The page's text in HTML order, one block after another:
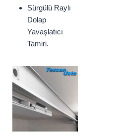
Sürgülü Raylı
Dolap
Yavaşlatıcı
Tamiri.